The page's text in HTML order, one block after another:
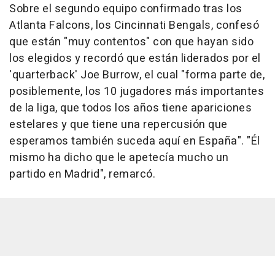
Sobre el segundo equipo confirmado tras los
Atlanta Falcons, los Cincinnati Bengals, confesó
que están "muy contentos" con que hayan sido
los elegidos y recordó que están liderados por el
'quarterback' Joe Burrow, el cual "forma parte de,
posiblemente, los 10 jugadores más importantes
de la liga, que todos los años tiene apariciones
estelares y que tiene una repercusión que
esperamos también suceda aquí en España". "Él
mismo ha dicho que le apetecía mucho un
partido en Madrid", remarcó.